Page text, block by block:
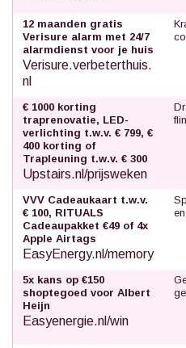
12 maanden gratis
Verisure alarm met 24/7
alarmdienst voor je huis
Verisure.verbeterthuis.
nl
€ 1000 korting
traprenovatie, LED-
verlichting t.w.v. € 799, €
400 korting of
Trapleuning t.w.v. € 300
Upstairs.nl/prijsweken
VVV Cadeaukaart t.w.v.
€ 100, RITUALS
Cadeaupakket €49 of 4x
Apple Airtags
EasyEnergy.nl/memory
5x kans op €150
shoptegoed voor Albert
Heijn
Easyenergie.nl/win